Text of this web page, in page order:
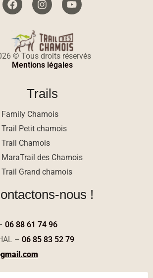
© Tous droits réservés
Mentions légales
Trails
Family Chamois
Trail Petit chamois
Trail Chamois
MaraTrail des Chamois
Trail Grand chamois
nous !
06 88 61 74 96
– 06 85 83 52 79